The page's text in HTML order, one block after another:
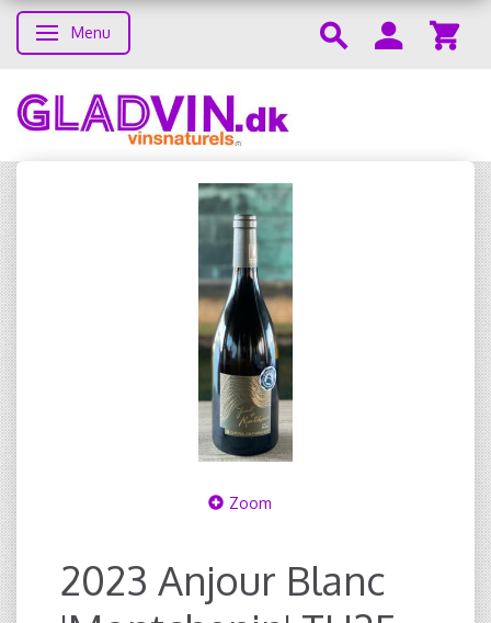
Toggle navigation
Menu
Zoom
2023 Anjour Blanc